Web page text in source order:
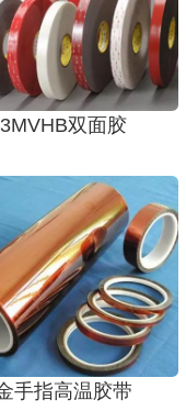
3MVHB双面胶
手指高温胶带